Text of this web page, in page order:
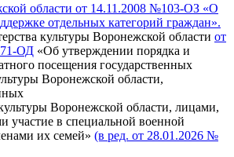
области от 14.11.2008 №103-ОЗ «О
отдельных категорий граждан».
культуры Воронежской области от
ОД «Об утверждении порядка и
посещения государственных
Воронежской области,
Воронежской области, лицами,
в специальной военной
их семей» (в ред. от 28.01.2026 №